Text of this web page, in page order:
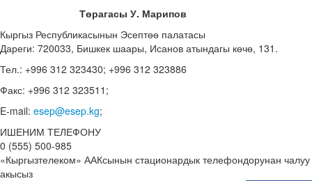
Төрагасы У. Марипов
Кыргыз Республикасынын Эсептөө палатасы
Дареги: 720033, Бишкек шаары, Исанов атындагы көчө, 131.
Тел.: +996 312 323430; +996 312 323886
Факс: +996 312 323511;
E-mail: esep@esep.kg;
ИШЕНИМ ТЕЛЕФОНУ
0 (555) 500-985
«Кыргызтелеком» ААКсынын стационардык телефондорунан чалуу
акысыз